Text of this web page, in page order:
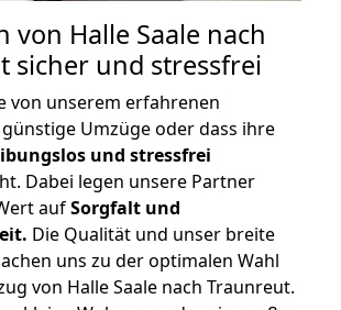
von Halle Saale nach
sicher und stressfrei
von unserem erfahrenen
Umzüge oder dass ihre
und stressfrei
Dabei legen unsere Partner
aufSorgfalt und
Die Qualität und unser breite
uns zu der optimalen Wahl
von Halle Saale nach Traunreut.